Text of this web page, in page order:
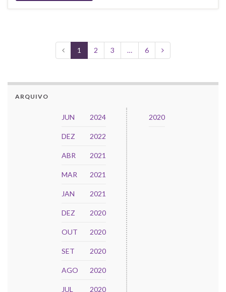
1 2 3 … 6
ARQUIVO
JUN 2024
DEZ 2022
ABR 2021
MAR 2021
JAN 2021
DEZ 2020
OUT 2020
SET 2020
AGO 2020
JUL 2020
2020